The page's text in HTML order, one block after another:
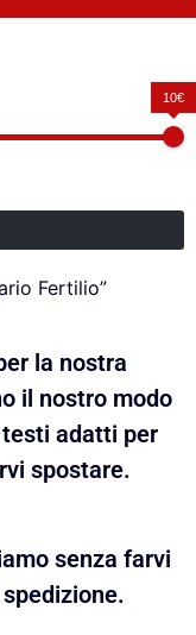
10€
Fertilio”
la nostra
il nostro modo
adatti per
spostare.
senza farvi